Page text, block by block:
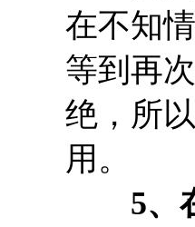
在不知
等到再
绝，所
用。
5、在